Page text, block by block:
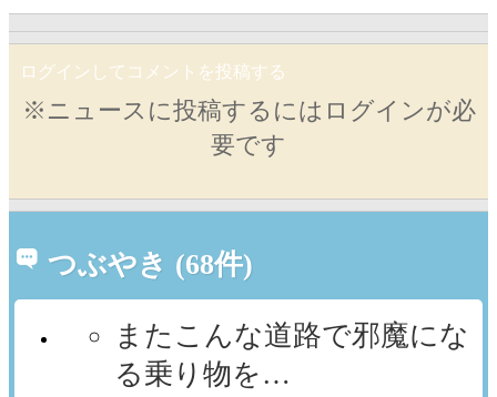
ログインしてコメントを投稿する
※ニュースに投稿するにはログインが必
要です
つぶやき (68件)
またこんな道路で邪魔にな
る乗り物を…